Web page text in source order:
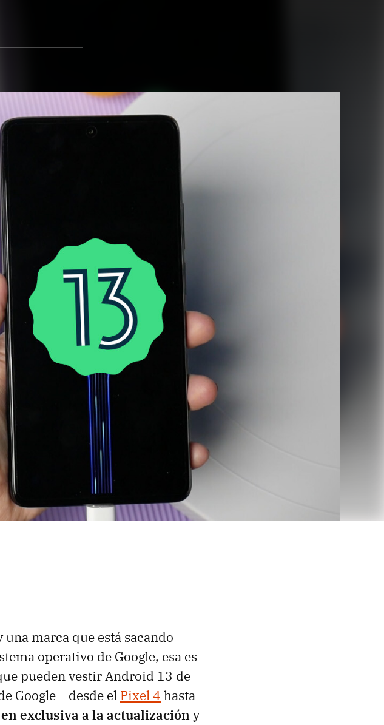
marca que está sacando
operativo de Google, esa es
pueden vestir Android 13 de
Google —desde el Pixel 4 hasta
exclusiva a la actualizacióny